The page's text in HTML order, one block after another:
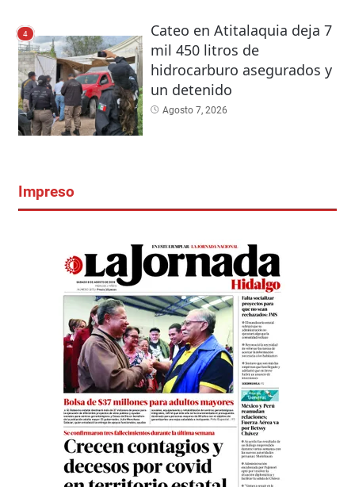
4
Cateo en Atitalaquia deja 7
mil 450 litros de
hidrocarburo asegurados y
un detenido
Agosto 7, 2026
Impreso